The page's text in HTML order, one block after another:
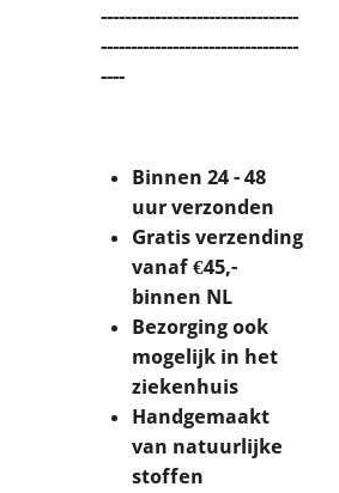
---------------------------------
---------------------------------
----
Binnen 24 - 48
uur verzonden
Gratis verzending
vanaf €45,-
binnen NL
Bezorging ook
mogelijk in het
ziekenhuis
Handgemaakt
van natuurlijke
stoffen